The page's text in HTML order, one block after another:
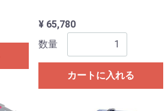
¥ 65,780
数量
カートに入れる